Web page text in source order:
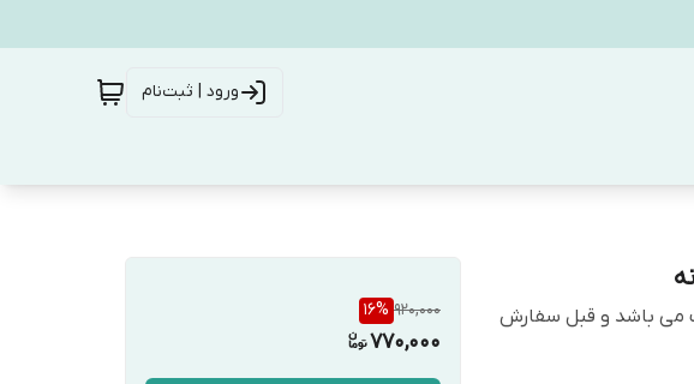
ورود | ثبت‌نام
می باشد و قبل سفارش
920,000
16%
770,000